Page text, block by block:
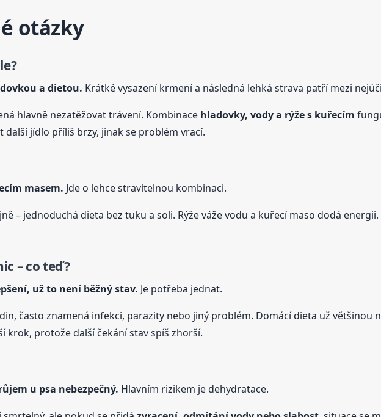
otázky
a dietou. Krátké vysazení krmení a následná lehká strava patří mezi
hlavně nezatěžovat trávení. Kombinace hladovky, vody a rýže s kuřecím
jídlo příliš brzy, jinak se problém vrací.
masem. Jde o lehce stravitelnou kombinaci.
– jednoduchá dieta bez tuku a soli. Rýže váže vodu a kuřecí maso dodá
– co teď?
už to není běžný stav. Je potřeba jednat.
často znamená infekci, parazity nebo jiný problém. Domácí dieta už většinou
protože další čekání stav spíš zhorší.
u psa nebezpečný. Hlavním rizikem je dehydratace.